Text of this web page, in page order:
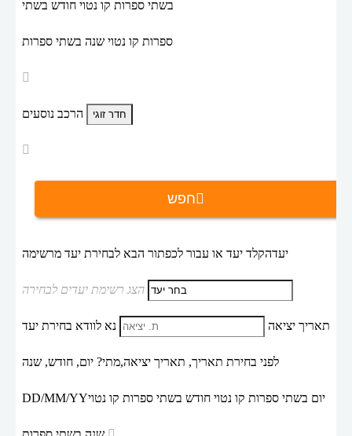
בשתי ספרות קו נטוי חודש בשתי
ספרות קו נטוי שנה בשתי ספרות
הרכב נוסעים
חפש
יעדהקלד יעד או עבור לכפתור הבא לבחירת יעד מרשימה
הצג רשימת יעדים לבחירה
תאריך יציאה נא לוודא בחירת יעד
לפני בחירת תאריך, תאריך יציאה,מתי? יום, חודש, שנה
DD/MM/YYיום בשתי ספרות קו נטוי חודש בשתי ספרות קו נטוי